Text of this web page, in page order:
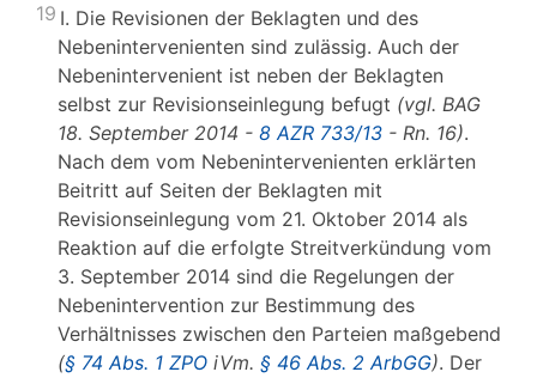
19 I. Die Revisionen der Beklagten und des
Nebenintervenienten sind zulässig. Auch der
Nebenintervenient ist neben der Beklagten
selbst zur Revisionseinlegung befugt (vgl. BAG
18. September 2014 - 8 AZR 733/13 - Rn. 16).
Nach dem vom Nebenintervenienten erklärten
Beitritt auf Seiten der Beklagten mit
Revisionseinlegung vom 21. Oktober 2014 als
Reaktion auf die erfolgte Streitverkündung vom
3. September 2014 sind die Regelungen der
Nebenintervention zur Bestimmung des
Verhältnisses zwischen den Parteien maßgebend
(§ 74 Abs. 1 ZPO iVm. § 46 Abs. 2 ArbGG). Der